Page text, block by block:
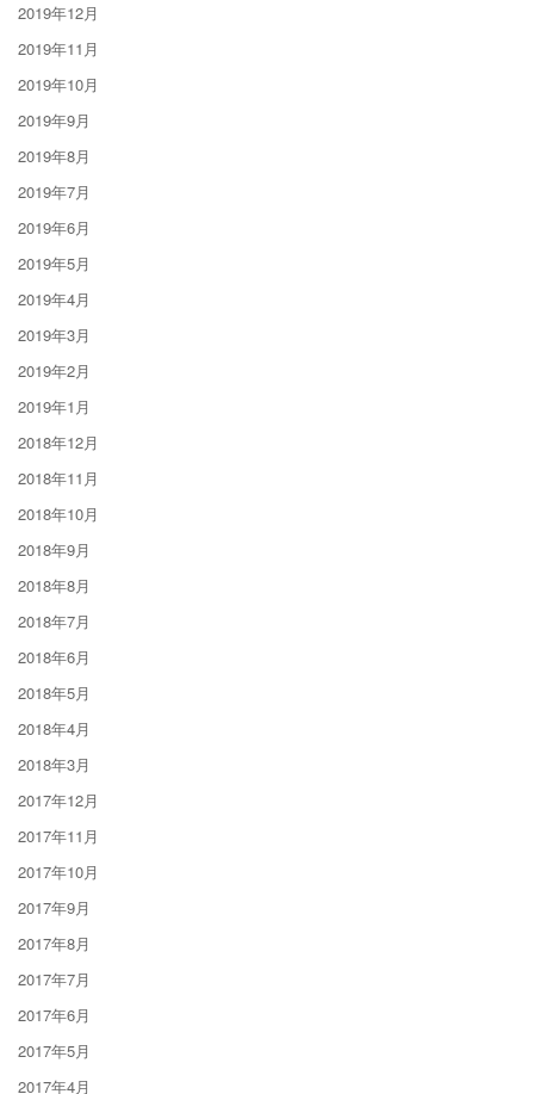
2019年12月
2019年11月
2019年10月
2019年9月
2019年8月
2019年7月
2019年6月
2019年5月
2019年4月
2019年3月
2019年2月
2019年1月
2018年12月
2018年11月
2018年10月
2018年9月
2018年8月
2018年7月
2018年6月
2018年5月
2018年4月
2018年3月
2017年12月
2017年11月
2017年10月
2017年9月
2017年8月
2017年7月
2017年6月
2017年5月
2017年4月